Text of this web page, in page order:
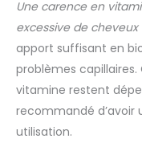
Une carence en
excessive de
apport suffisant en
problèmes
vitamine restent
recommandé d’avoir
utilisation.